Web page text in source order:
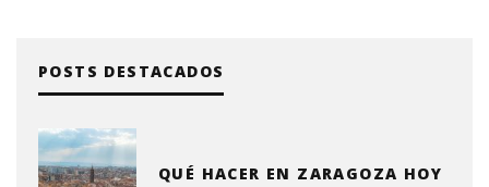
POSTS DESTACADOS
QUÉ HACER EN ZARAGOZA HOY